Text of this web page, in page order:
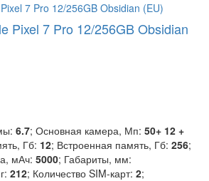
Pixel 7 Pro 12/256GB Obsidian
6.7; Основная камера, Мп: 50+ 12 +
Гб: 12; Встроенная память, Гб: 256;
мАч: 5000; Габариты, мм:
212; Количество SIM-карт: 2;